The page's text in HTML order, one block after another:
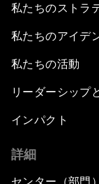
私たちのストラ
私たちのアイデ
私たちの活動
リーダーシップ
インパクト
詳細